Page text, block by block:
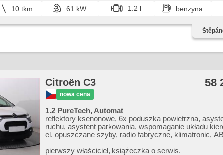
(ASR), czujnik ciśnienia opon, asystent pasa ruchu, 6x
powietrzna
10 tkm 61 kW 1.2 l benzyna
Citroën C3
nowa cena
58
1.2 PureTech, Automat
reflektory ksenonowe, 6x poduszka powietrzna,
ruchu, asystent parkowania, wspomaganie układu
el. opuszczane szyby, radio fabryczne, klimatronic,
pokładowy, el. składane lusterka, stabilizacja podwozia
pierwszy właściciel,​ książeczka o serwis.